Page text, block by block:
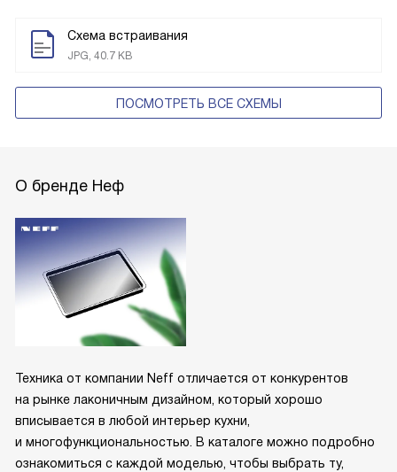
Схема встраивания
JPG, 40.7 KB
ПОСМОТРЕТЬ ВСЕ СХЕМЫ
О бренде Неф
Техника от компании Neff отличается от конкурентов
на рынке лаконичным дизайном, который хорошо
вписывается в любой интерьер кухни,
и многофункциональностью. В каталоге можно подробно
ознакомиться с каждой моделью, чтобы выбрать ту,